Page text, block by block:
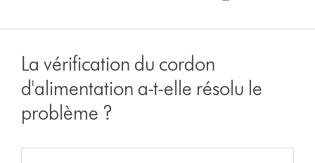
La vérification du cordon
d'alimentation a-t-elle résolu le
problème ?